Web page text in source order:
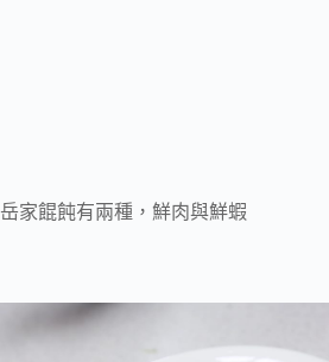
岳家餛飩有兩種，鮮肉與鮮蝦